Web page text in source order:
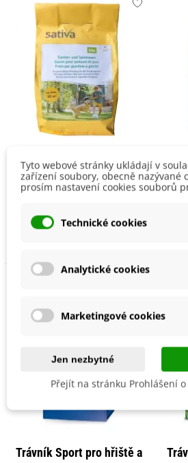
BIO Travní osivo -
univerzální - osivo - směs
Přidat do košíku
Trávník Sport pro hřiště a
Tyto webové stránky ukládají v
zařízení soubory, obecně nazývané
prosím nastavení cookies souborů
Technické cookies
Analytické cookies
Marketingové cookies
Jen nezbytné
Přejít na stránku Prohlášení